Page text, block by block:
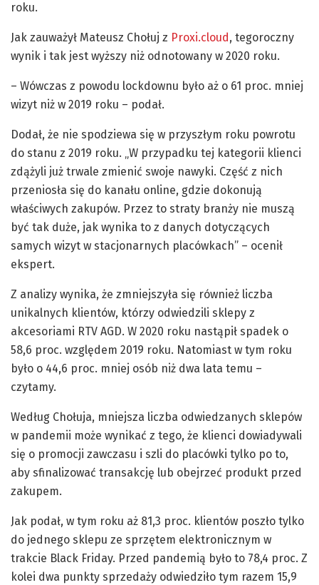
roku.
Jak zauważył Mateusz Chołuj z Proxi.cloud , tegoroczny
wynik i tak jest wyższy niż odnotowany w 2020 roku.
– Wówczas z powodu lockdownu było aż o 61 proc. mniej
wizyt niż w 2019 roku – podał.
Dodał, że nie spodziewa się w przyszłym roku powrotu
do stanu z 2019 roku. „W przypadku tej kategorii klienci
zdążyli już trwale zmienić swoje nawyki. Część z nich
przeniosła się do kanału online, gdzie dokonują
właściwych zakupów. Przez to straty branży nie muszą
być tak duże, jak wynika to z danych dotyczących
samych wizyt w stacjonarnych placówkach” – ocenił
ekspert.
Z analizy wynika, że zmniejszyła się również liczba
unikalnych klientów, którzy odwiedzili sklepy z
akcesoriami RTV AGD. W 2020 roku nastąpił spadek o
58,6 proc. względem 2019 roku. Natomiast w tym roku
było o 44,6 proc. mniej osób niż dwa lata temu –
czytamy.
Według Chołuja, mniejsza liczba odwiedzanych sklepów
w pandemii może wynikać z tego, że klienci dowiadywali
się o promocji zawczasu i szli do placówki tylko po to,
aby sfinalizować transakcję lub obejrzeć produkt przed
zakupem.
Jak podał, w tym roku aż 81,3 proc. klientów poszło tylko
do jednego sklepu ze sprzętem elektronicznym w
trakcie Black Friday. Przed pandemią było to 78,4 proc. Z
kolei dwa punkty sprzedaży odwiedziło tym razem 15,9